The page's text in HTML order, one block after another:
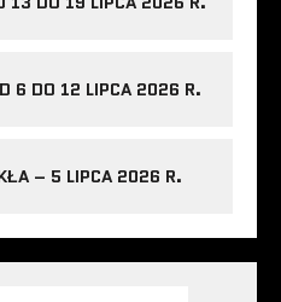
6 DO 12 LIPCA 2026 R.
– 5 LIPCA 2026 R.